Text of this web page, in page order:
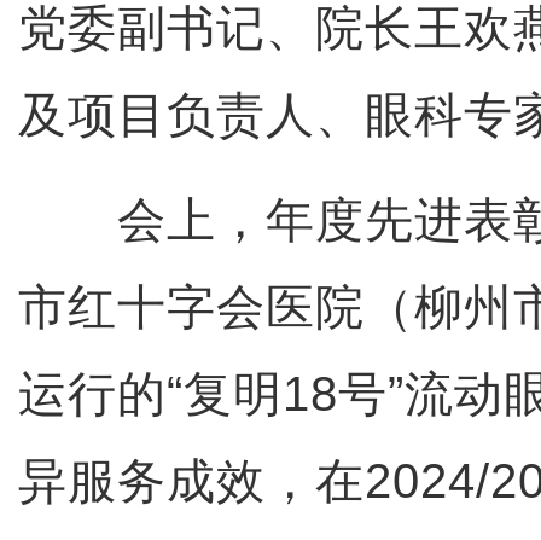
党委副书记、院长王欢
及项目负责人、眼科专
会上，年度先进表
市红十字会医院（柳州
运行的“复明18号”流动
异服务成效，在2024/